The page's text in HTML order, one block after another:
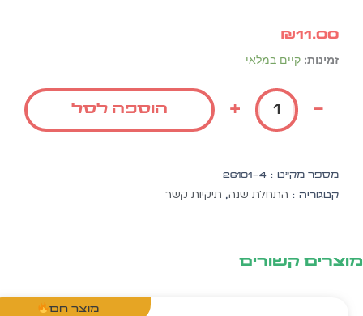
₪11.00
זמינות: קיים במלאי
כמות
סט
בנים
באר
-
הזמנה
לפתיחת
יח'
הוספה לסל
מספר מק״ט :26101-4
קטגוריה : התחלת שנה,תיקיות קשר
קשורים
מוצר חם